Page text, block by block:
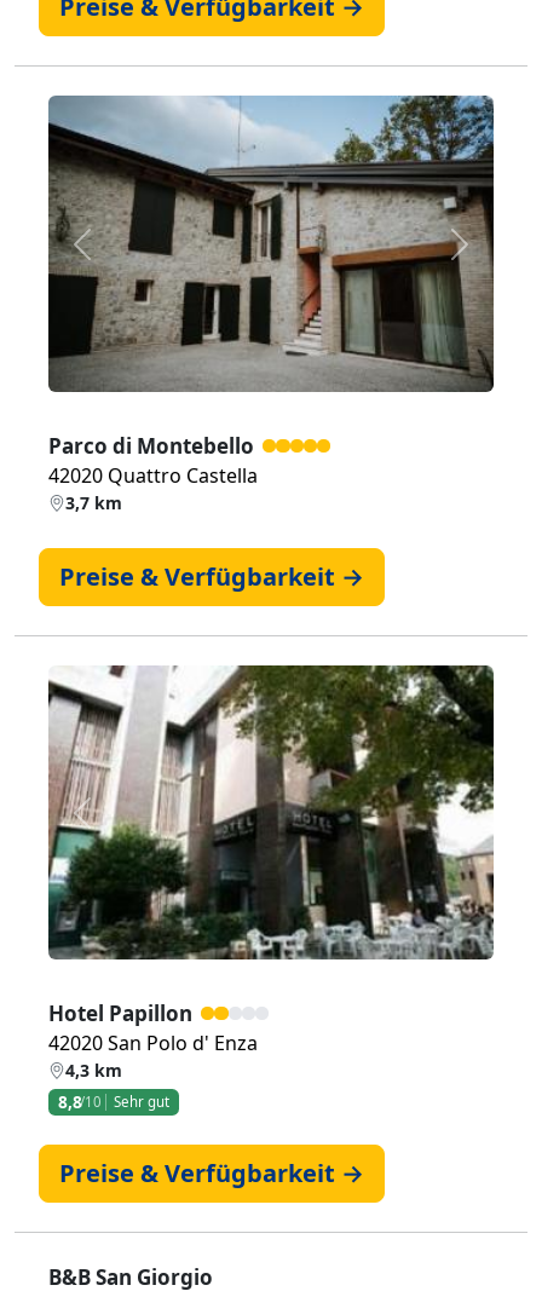
Preise & Verfügbarkeit →
Zurück Weiter
Parco di Montebello
42020 Quattro Castella
3,7 km
Preise & Verfügbarkeit →
Zurück
Hotel Papillon
42020 San Polo d' Enza
4,3 km
8,8/10 Sehr gut
Preise & Verfügbarkeit →
B&B San Giorgio